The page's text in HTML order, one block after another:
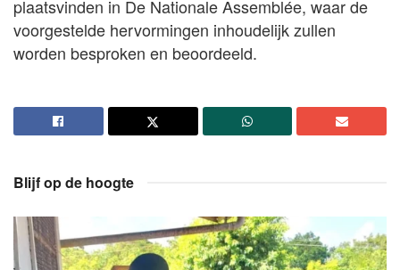
plaatsvinden in De Nationale Assemblée, waar de
voorgestelde hervormingen inhoudelijk zullen
worden besproken en beoordeeld.
Blijf op de hoogte